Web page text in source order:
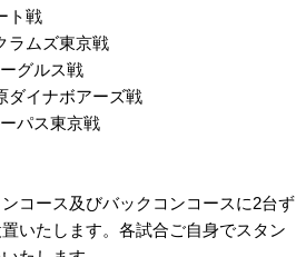
ト戦
ラムズ東京戦
グルス戦
ダイナボアーズ戦
パス東京戦
コース及びバックコンコースに2台ず
いたします。各試合ご自身でスタン